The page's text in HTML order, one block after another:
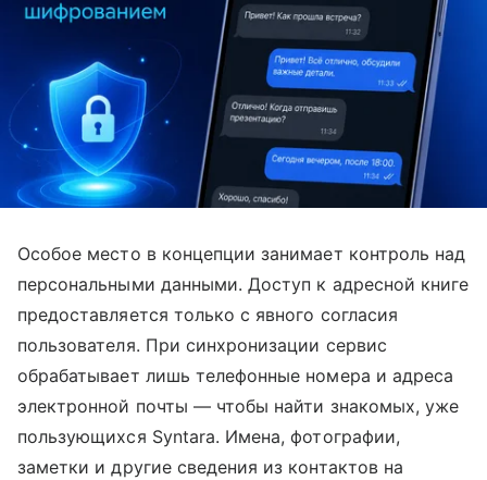
Особое место в концепции занимает контроль над
персональными данными. Доступ к адресной книге
предоставляется только с явного согласия
пользователя. При синхронизации сервис
обрабатывает лишь телефонные номера и адреса
электронной почты — чтобы найти знакомых, уже
пользующихся Syntara. Имена, фотографии,
заметки и другие сведения из контактов на